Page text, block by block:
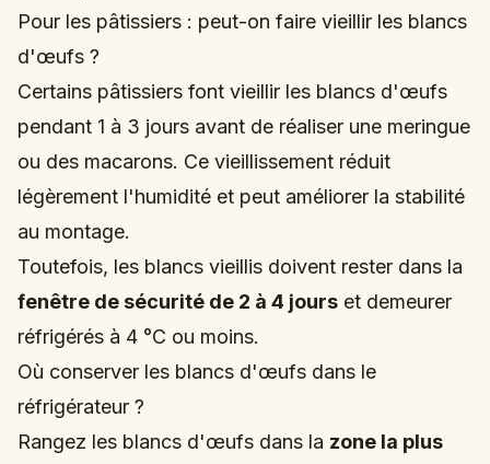
Pour les pâtissiers : peut-on faire vieillir les blancs
d'œufs ?
Certains pâtissiers font vieillir les blancs d'œufs
pendant 1 à 3 jours avant de réaliser une meringue
ou des macarons. Ce vieillissement réduit
légèrement l'humidité et peut améliorer la stabilité
au montage.
Toutefois, les blancs vieillis doivent rester dans la
fenêtre de sécurité de 2 à 4 jours et demeurer
réfrigérés à 4 °C ou moins.
Où conserver les blancs d'œufs dans le
réfrigérateur ?
Rangez les blancs d'œufs dans la zone la plus